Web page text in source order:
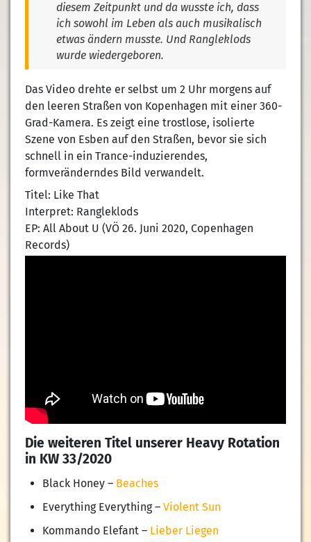
diesem Zeitpunkt und da wusste ich, dass
ich sowohl im Leben als auch musikalisch
etwas ändern musste. Und Rangleklods
wurde wiedergeboren.
Das Video drehte er selbst um 2 Uhr morgens auf
den leeren Straßen von Kopenhagen mit einer 360-
Grad-Kamera. Es zeigt eine trostlose, isolierte
Szene von Esben auf den Straßen, bevor sie sich
schnell in ein Trance-induzierendes,
formveränderndes Bild verwandelt.
Titel: Like That
Interpret: Rangleklods
EP: All About U (VÖ 26. Juni 2020, Copenhagen
Records)
Die weiteren Titel unserer Heavy Rotation
in KW 33/2020
Black Honey – Beaches
Everything Everything – Violent Sun
Kommando Elefant – Lieber Liegen